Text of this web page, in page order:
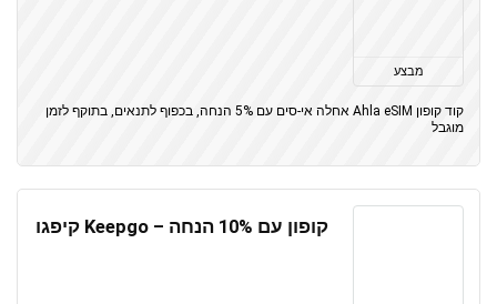
מבצע
קוד קופון Ahla eSIM אחלה אי-סים עם 5% הנחה, בכפוף לתנאים, בתוקף לזמן
מוגבל
קופון עם 10% הנחה – Keepgo קיפגו